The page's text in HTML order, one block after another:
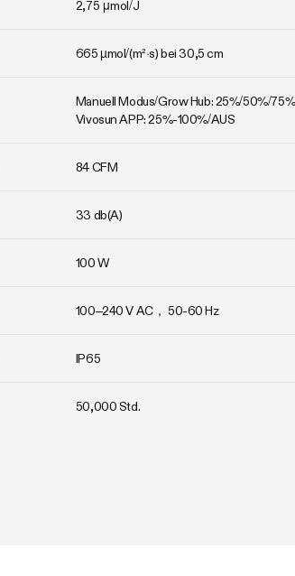
2,75 μmol/J
665 µmol/(m²·s) bei 30,5 cm
Manuell Modus/Grow Hub: 25%/50%/
Vivosun APP: 25%-100%/AUS
84 CFM
33 db(A)
100 W
100–240 V AC， 50-60 Hz
IP65
50,000 Std.